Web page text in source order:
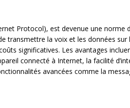
Protocol), est devenue une norme
transmettre la voix et les données sur
significatives. Les avantages
connecté à Internet, la facilité
avancées comme la